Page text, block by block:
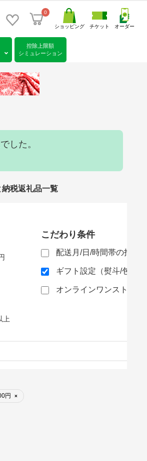
0
ショッピング チケット オーダー
控除上限額
シミュレーション
した。
税返礼品一覧
上
こだわり条件
配送月/日/時間帯の指定
ギフト設定（熨斗/包装
オンラインワンストップ
円 ×